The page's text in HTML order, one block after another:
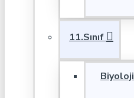
11.Sınıf
Biyoloji